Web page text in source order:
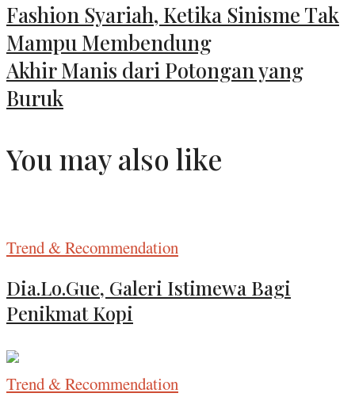
Fashion Syariah, Ketika Sinisme Tak
Mampu Membendung
Akhir Manis dari Potongan yang
Buruk
You may also like
Trend & Recommendation
Dia.Lo.Gue, Galeri Istimewa Bagi
Penikmat Kopi
Trend & Recommendation